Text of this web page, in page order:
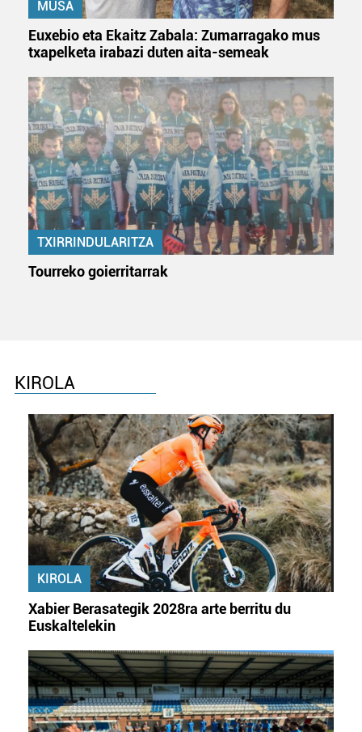
MUSA
Euxebio eta Ekaitz Zabala: Zumarragako mus
txapelketa irabazi duten aita-semeak
TXIRRINDULARITZA
Tourreko goierritarrak
KIROLA
KIROLA
Xabier Berasategik 2028ra arte berritu du
Euskaltelekin